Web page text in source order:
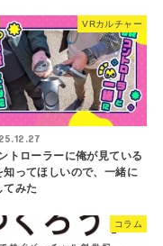
VRカルチャー
トローラーに俺が見ている
知ってほしいので、一緒に
てみた
コラム